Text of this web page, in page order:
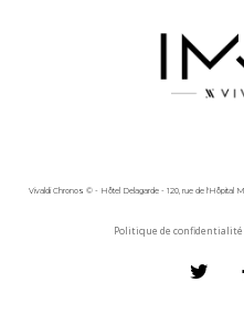
Vivaldi Chronos © - Hôtel Delagarde - 120, rue de l'Hôpital
Politique de confidentialité